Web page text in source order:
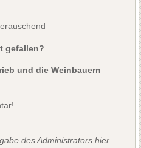
gefallen?
und die Weinbauern
des Administrators hier